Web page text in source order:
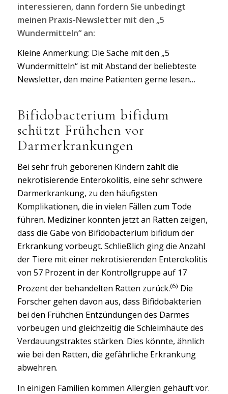
interessieren, dann fordern Sie unbedingt
meinen Praxis-Newsletter mit den „5
Wundermitteln“ an:
Kleine Anmerkung: Die Sache mit den „5
Wundermitteln“ ist mit Abstand der beliebteste
Newsletter, den meine Patienten gerne lesen…
Bifidobacterium bifidum
schützt Frühchen vor
Darmerkrankungen
Bei sehr früh geborenen Kindern zählt die
nekrotisierende Enterokolitis, eine sehr schwere
Darmerkrankung, zu den häufigsten
Komplikationen, die in vielen Fällen zum Tode
führen. Mediziner konnten jetzt an Ratten zeigen,
dass die Gabe von Bifidobacterium bifidum der
Erkrankung vorbeugt. Schließlich ging die Anzahl
der Tiere mit einer nekrotisierenden Enterokolitis
von 57 Prozent in der Kontrollgruppe auf 17
Prozent der behandelten Ratten zurück.(6) Die
Forscher gehen davon aus, dass Bifidobakterien
bei den Frühchen Entzündungen des Darmes
vorbeugen und gleichzeitig die Schleimhäute des
Verdauungstraktes stärken. Dies könnte, ähnlich
wie bei den Ratten, die gefährliche Erkrankung
abwehren.
In einigen Familien kommen Allergien gehäuft vor.